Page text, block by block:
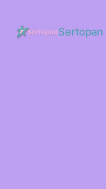
contenido
Sertopan